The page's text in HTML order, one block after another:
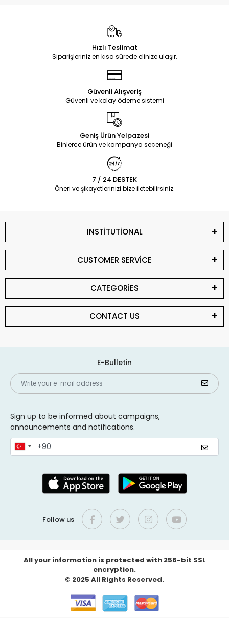
Hızlı Teslimat
Siparişleriniz en kısa sürede elinize ulaşır.
Güvenli Alışveriş
Güvenli ve kolay ödeme sistemi
Geniş Ürün Yelpazesi
Binlerce ürün ve kampanya seçeneği
7 / 24 DESTEK
Öneri ve şikayetlerinizi bize iletebilirsiniz.
INSTİTUTİONAL
CUSTOMER SERVİCE
CATEGORİES
CONTACT US
E-Bulletin
Sign up to be informed about campaigns,
announcements and notifications.
Follow us
All your information is protected with 256-bit SSL
encryption.
© 2025 All Rights Reserved.